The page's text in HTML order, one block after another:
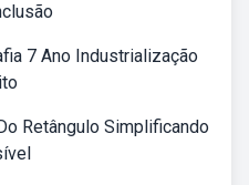
7 Ano Industrialização
Retângulo Simplificando